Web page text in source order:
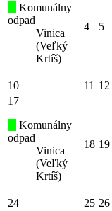
Komunálny
odpad
Vinica
(Veľký
Krtíš)
4 5
10 11 12
17
Komunálny
odpad
Vinica
(Veľký
Krtíš)
18 19
24 25 26